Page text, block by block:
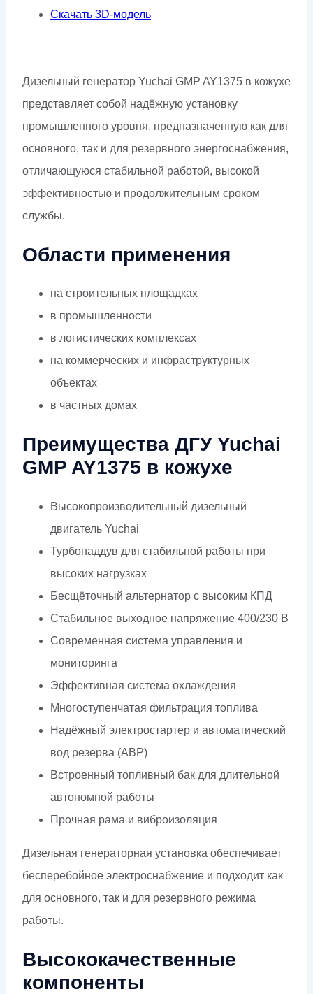
Скачать 3D-модель
Дизельный генератор Yuchai GMP AY1375 в кожухе
представляет собой надёжную установку
промышленного уровня, предназначенную как для
основного, так и для резервного энергоснабжения,
отличающуюся стабильной работой, высокой
эффективностью и продолжительным сроком
службы.
Области применения
на строительных площадках
в промышленности
в логистических комплексах
на коммерческих и инфраструктурных
объектах
в частных домах
Преимущества ДГУ Yuchai
GMP AY1375 в кожухе
Высокопроизводительный дизельный
двигатель Yuchai
Турбонаддув для стабильной работы при
высоких нагрузках
Бесщёточный альтернатор с высоким КПД
Стабильное выходное напряжение 400/230 В
Современная система управления и
мониторинга
Эффективная система охлаждения
Многоступенчатая фильтрация топлива
Надёжный электростартер и автоматический
вод резерва (АВР)
Встроенный топливный бак для длительной
автономной работы
Прочная рама и виброизоляция
Дизельная генераторная установка обеспечивает
бесперебойное электроснабжение и подходит как
для основного, так и для резервного режима
работы.
Высококачественные
компоненты